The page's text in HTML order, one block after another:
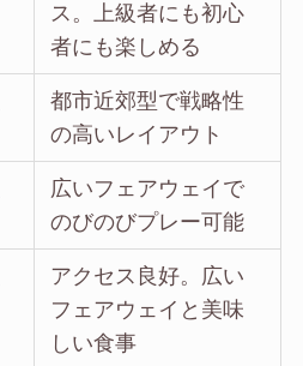
ス。上級者にも初心
者にも楽しめる
都市近郊型で戦略性
の高いレイアウト
広いフェアウェイで
のびのびプレー可能
アクセス良好。広い
フェアウェイと美味
しい食事